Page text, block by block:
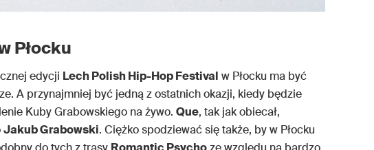
Płocku
edycji Lech Polish Hip-Hop Festival w Płocku ma być
A przynajmniej być jedną z ostatnich okazji, kiedy będzie
Kuby Grabowskiego na żywo. Que, tak jak obiecał,
Jakub Grabowski. Ciężko spodziewać się także, by w Płocku